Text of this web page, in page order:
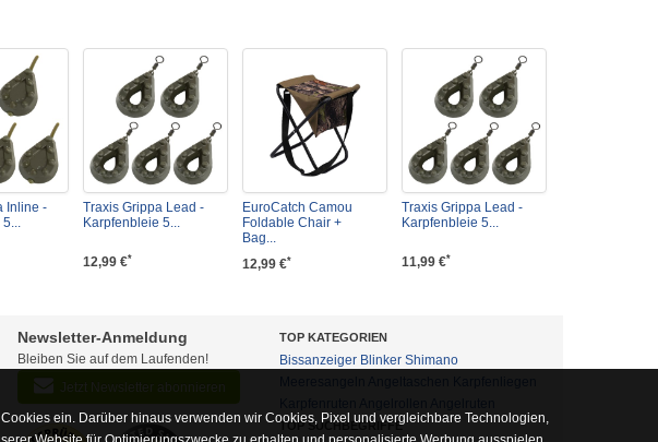
Inline -
5...
Traxis Grippa Lead -
Karpfenbleie 5...
12,99 €*
EuroCatch Camou
Foldable Chair +
Bag...
12,99 €*
Traxis Grippa Lead -
Karpfenbleie 5...
11,99 €*
Newsletter-Anmeldung
Bleiben Sie auf dem Laufenden!
Jetzt Newsletter abonnieren
TOP KATEGORIEN
Bissanzeiger Blinker Shimano
TOP SUCHBEGRIFFE
ein. Darüber hinaus verwenden wir Cookies, Pixel und vergleichbare Technologien,